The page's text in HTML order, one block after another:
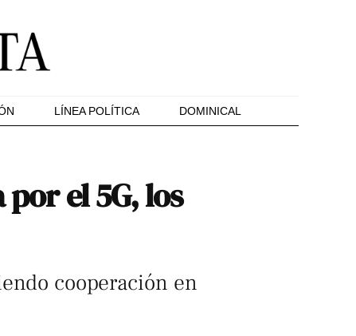
LÍNEA POLÍTICA DOMINICAL
el 5G, los
cooperación en